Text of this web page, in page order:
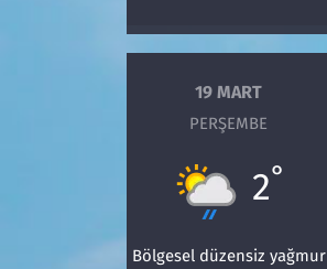
19 MART
PERŞEMBE
2°
Bölgesel düzensiz yağmur